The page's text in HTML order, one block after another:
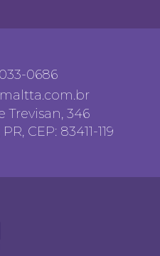
0686
Trevisan, 346
CEP: 83411-119